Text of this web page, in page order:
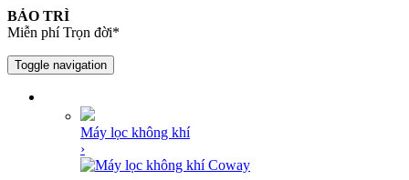
BẢO TRÌ
Miễn phí Trọn đời*
Toggle navigation
Máy lọc không khí
›